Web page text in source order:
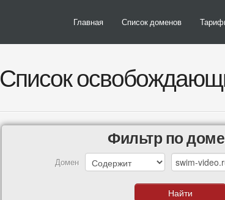
Главная Список доменов
Список
Фильтр по
Домен